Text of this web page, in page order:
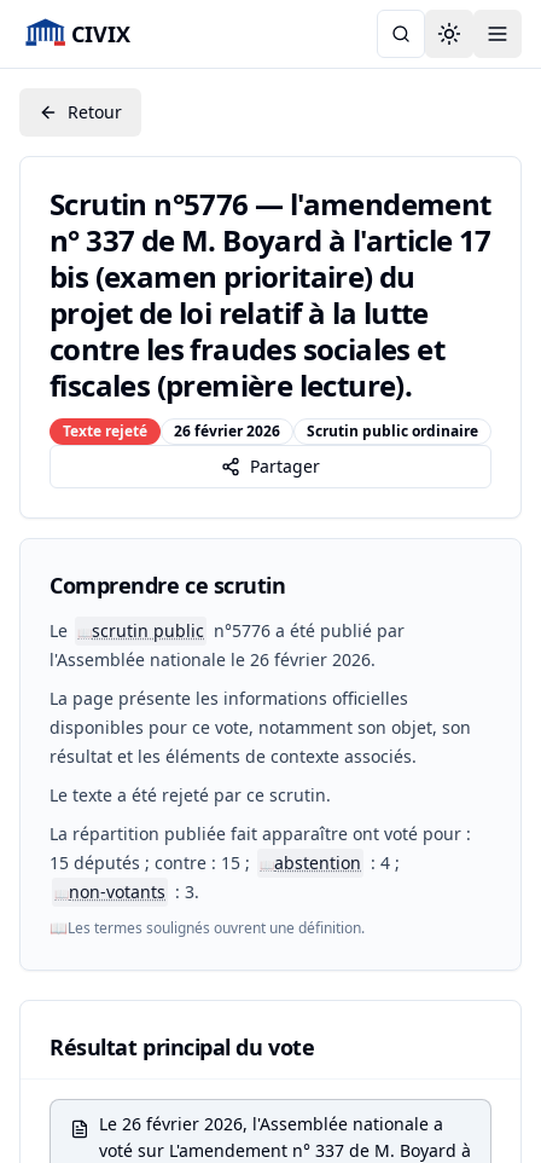
CIVIX Toggle
Retour
Scrutin n°5776 — l'amendement
n° 337 de M. Boyard à l'article 17
bis (examen prioritaire) du
projet de loi relatif à la lutte
contre les fraudes sociales et
fiscales (première lecture).
Texte rejeté 26 février 2026 Scrutin public ordinaire
Partager
Comprendre ce scrutin
Le 📖scrutin public n°5776 a été publié par
l'Assemblée nationale le 26 février 2026.
La page présente les informations officielles
disponibles pour ce vote, notamment son objet, son
résultat et les éléments de contexte associés.
Le texte a été rejeté par ce scrutin.
La répartition publiée fait apparaître ont voté pour :
15 députés ; contre : 15 ;
📖abstention : 4 ;
📖non-votants : 3.
📖Les termes soulignés ouvrent une définition.
Résultat principal du vote
Le 26 février 2026, l'Assemblée nationale a
voté sur L'amendement n° 337 de M. Boyard à